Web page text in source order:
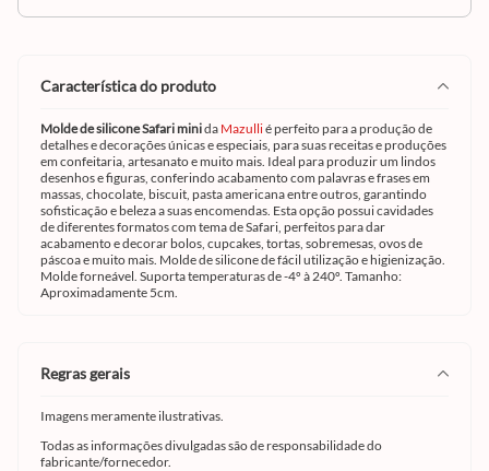
característica do produto
Molde de silicone Safari minida Mazullié perfeito para a produção de
detalhes e decorações únicas e especiais, para suas receitas e produções
em confeitaria, artesanato e muito mais. Ideal para produzir um lindos
desenhos e figuras, conferindo acabamento com palavras e frases em
massas, chocolate, biscuit, pasta americana entre outros, garantindo
sofisticação e beleza a suas encomendas. Esta opção possui cavidades
de diferentes formatos com tema de Safari, perfeitos para dar
acabamento e decorar bolos, cupcakes, tortas, sobremesas, ovos de
páscoa e muito mais. Molde de silicone de fácil utilização e higienização.
Molde forneável. Suporta temperaturas de -4º à 240º. Tamanho:
Aproximadamente 5cm.
regras gerais
Imagens meramente ilustrativas.
Todas as informações divulgadas são de responsabilidade do
fabricante/fornecedor.